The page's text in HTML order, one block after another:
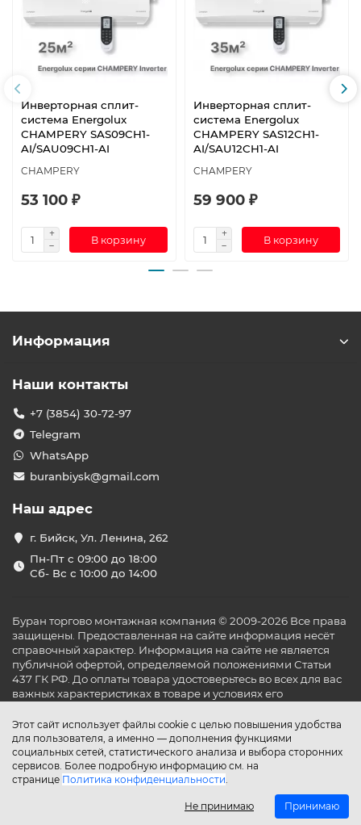
Инверторная сплит-
система Energolux
CHAMPERY SAS09CH1-
AI/SAU09CH1-AI
CHAMPERY
53 100 ₽
В корзину
Инверторная сплит-
система Energolux
CHAMPERY SAS12CH1-
AI/SAU12CH1-AI
CHAMPERY
59 900 ₽
В корзину
Этот сайт использует файлы cookie с целью повышения удобства
для пользователя, а именно — дополнения функциями
социальных сетей, статистического анализа и выбора сторонних
сервисов. Более подробную информацию см. на
странице Политика конфиденциальности.
Не принимаю Принимаю
Информация
Наши контакты
+7 (3854) 30-72-97
Telegram
WhatsApp
buranbiysk@gmail.com
Наш адрес
г. Бийск, Ул. Ленина, 262
Пн-Пт с 09:00 до 18:00
Сб- Вс с 10:00 до 14:00
Буран торгово монтажная компания © 2009-2026 Все права
защищены. Предоставленная на сайте информация несёт
справочный характер. Информация на сайте не является
публичной офертой, определяемой положениями Статьи
437 ГК РФ. До оплаты товара удостоверьтесь во всех для вас
важных характеристиках в товаре и условиях его